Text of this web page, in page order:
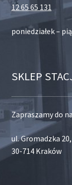
12 65 65 131
poniedziałek –
SKLEP
Zapraszamy do
ul. Gromadzka 20,
30-714 Kraków